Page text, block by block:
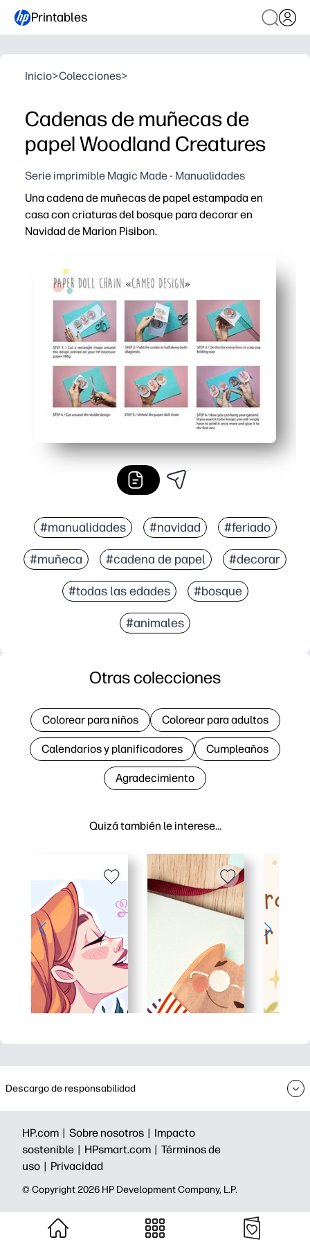
Printables
Inicio>Colecciones>
Cadenas de muñecas de
papel Woodland Creatures
Serie imprimible Magic Made - Manualidades
Una cadena de muñecas de papel estampada en
casa con criaturas del bosque para decorar en
Navidad de Marion Pisibon.
Mantiene a los niños ocupados, ideal para practicar
Perfecto para las aulas y las noches familiares: una
Reimprime tantos como necesites: mezcla animales
#manualidades #navidad #feriado
#muñeca #cadena de papel #decorar
#todas las edades #bosque
#animales
Quizá también le interese…
Otras colecciones
Colorear para niños Colorear para adultos
Calendarios y planificadores Cumpleaños
Agradecimiento
Descargo de responsabilidad
HP.com | Sobre nosotros | Impacto
sostenible | HPsmart.com | Términos de
uso | Privacidad
©️ Copyright 2026 HP Development Company, L.P.